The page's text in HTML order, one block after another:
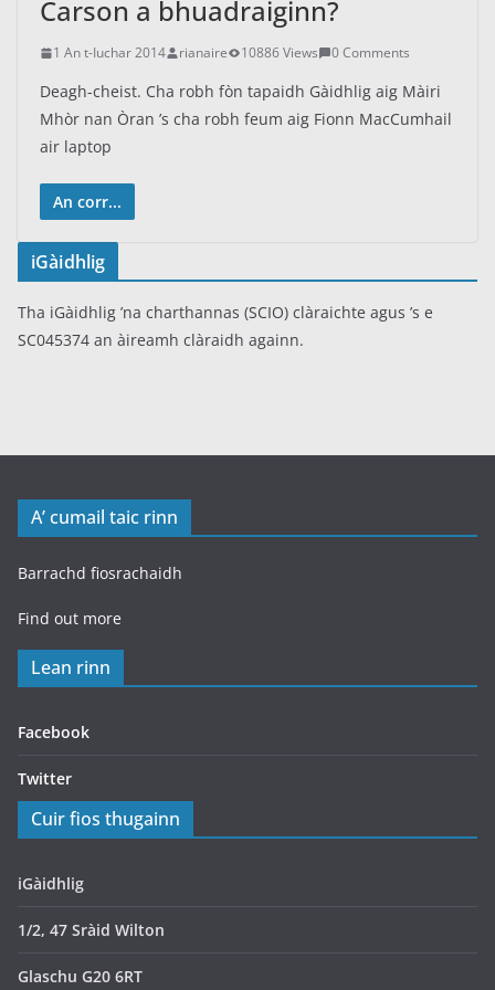
Carson a bhuadraiginn?
1 An t-Iuchar 2014 rianaire 10886 Views 0 Comments
Deagh-cheist. Cha robh fòn tapaidh Gàidhlig aig Màiri
Mhòr nan Òran ’s cha robh feum aig Fionn MacCumhail
air laptop
An corr...
iGàidhlig
Tha iGàidhlig ’na charthannas (SCIO) clàraichte agus ’s e
SC045374 an àireamh clàraidh againn.
A’ cumail taic rinn
Barrachd fiosrachaidh
Find out more
Lean rinn
Facebook
Twitter
Cuir fios thugainn
iGàidhlig
1/2, 47 Sràid Wilton
Glaschu G20 6RT